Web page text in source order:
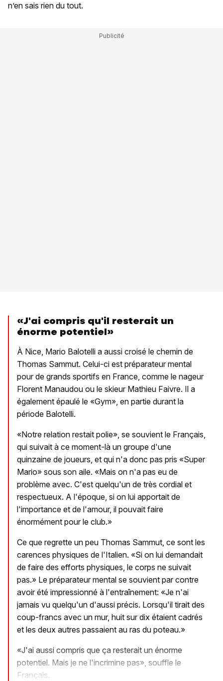
n’en sais rien du tout.
«J'ai compris qu'il resterait un
énorme potentiel»
À Nice, Mario Balotelli a aussi croisé le chemin de
Thomas Sammut. Celui-ci est préparateur mental
pour de grands sportifs en France, comme le nageur
Florent Manaudou ou le skieur Mathieu Faivre. Il a
également épaulé le «Gym», en partie durant la
période Balotelli.
«Notre relation restait polie», se souvient le Français,
qui suivait à ce moment-là un groupe d'une
quinzaine de joueurs, et qui n'a donc pas pris «Super
Mario» sous son aile. «Mais on n'a pas eu de
problème avec. C'est quelqu'un de très cordial et
respectueux. A l'époque, si on lui apportait de
l'importance et de l'amour, il pouvait faire
énormément pour le club.»
Ce que regrette un peu Thomas Sammut, ce sont les
carences physiques de l'Italien. «Si on lui demandait
de faire des efforts physiques, le corps ne suivait
pas.» Le préparateur mental se souvient par contre
avoir été impressionné à l'entraînement: «Je n'ai
jamais vu quelqu'un d'aussi précis. Lorsqu'il tirait des
coup-francs avec un mur, huit sur dix étaient cadrés
et les deux autres passaient au ras du poteau.»
«J'ai aussi compris que ça resterait un énorme
potentiel. Mais je ne l'incrimine pas», souffle le
Français.